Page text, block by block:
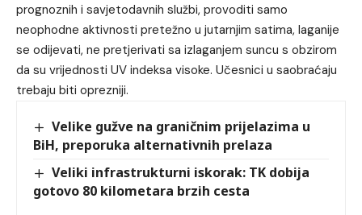
prognoznih i savjetodavnih službi, provoditi samo
neophodne aktivnosti pretežno u jutarnjim satima, laganije
se odijevati, ne pretjerivati sa izlaganjem suncu s obzirom
da su vrijednosti UV indeksa visoke. Učesnici u saobraćaju
trebaju biti oprezniji.
Velike gužve na graničnim prijelazima u
BiH, preporuka alternativnih prelaza
Veliki infrastrukturni iskorak: TK dobija
gotovo 80 kilometara brzih cesta